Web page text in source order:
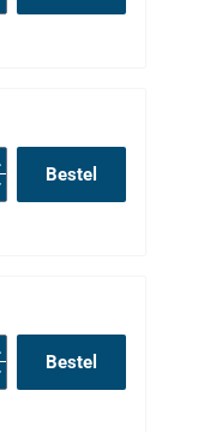
Bestel
Bestel